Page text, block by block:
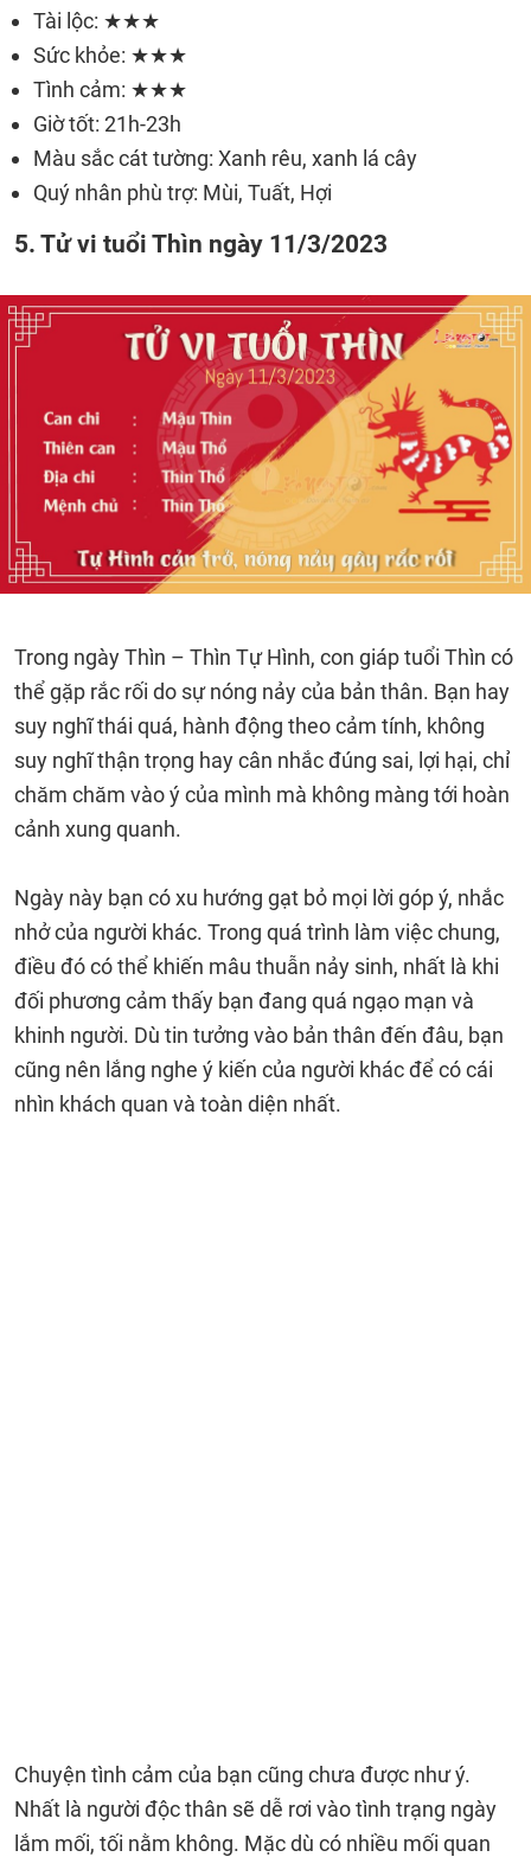
Tài lộc: ★★★
Sức khỏe: ★★★
Tình cảm: ★★★
Giờ tốt: 21h-23h
Màu sắc cát tường: Xanh rêu, xanh lá cây
Quý nhân phù trợ: Mùi, Tuất, Hợi
5. Tử vi tuổi Thìn ngày 11/3/2023
Trong ngày Thìn – Thìn Tự Hình, con giáp tuổi Thìn có
thể gặp rắc rối do sự nóng nảy của bản thân. Bạn hay
suy nghĩ thái quá, hành động theo cảm tính, không
suy nghĩ thận trọng hay cân nhắc đúng sai, lợi hại, chỉ
chăm chăm vào ý của mình mà không màng tới hoàn
cảnh xung quanh.
Ngày này bạn có xu hướng gạt bỏ mọi lời góp ý, nhắc
nhở của người khác. Trong quá trình làm việc chung,
điều đó có thể khiến mâu thuẫn nảy sinh, nhất là khi
đối phương cảm thấy bạn đang quá ngạo mạn và
khinh người. Dù tin tưởng vào bản thân đến đâu, bạn
cũng nên lắng nghe ý kiến của người khác để có cái
nhìn khách quan và toàn diện nhất.
Chuyện tình cảm của bạn cũng chưa được như ý.
Nhất là người độc thân sẽ dễ rơi vào tình trạng ngày
lắm mối, tối nằm không. Mặc dù có nhiều mối quan